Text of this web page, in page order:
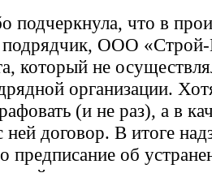
подчеркнула, что в
подрядчик, ООО
который не
организации.
(и не раз), а в
ней договор. В итоге
предписание об